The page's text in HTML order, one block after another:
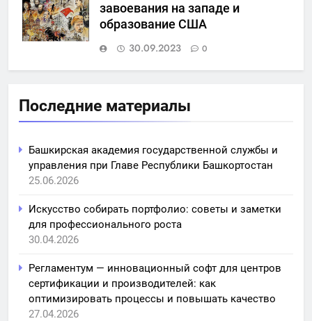
завоевания на западе и
образование США
30.09.2023
0
Последние материалы
Башкирская академия государственной службы и
управления при Главе Республики Башкортостан
25.06.2026
Искусство собирать портфолио: советы и заметки
для профессионального роста
30.04.2026
Регламентум — инновационный софт для центров
сертификации и производителей: как
оптимизировать процессы и повышать качество
27.04.2026